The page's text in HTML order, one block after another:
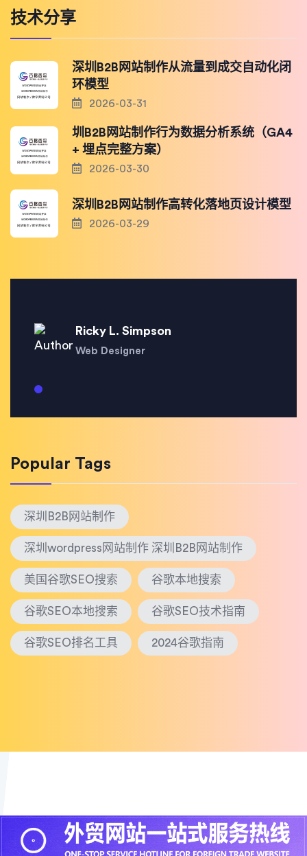
技术分享
深圳B2B网站制作从流量到成交自动化闭
环模型
2026-03-31
圳B2B网站制作行为数据分析系统（GA4
+ 埋点完整方案）
2026-03-30
深圳B2B网站制作高转化落地页设计模型
2026-03-29
Ricky L. Simpson
Web Designer
Popular Tags
深圳B2B网站制作
深圳wordpress网站制作 深圳B2B网站制作
美国谷歌SEO搜索 谷歌本地搜索
谷歌SEO本地搜索 谷歌SEO技术指南
谷歌SEO排名工具 2024谷歌指南